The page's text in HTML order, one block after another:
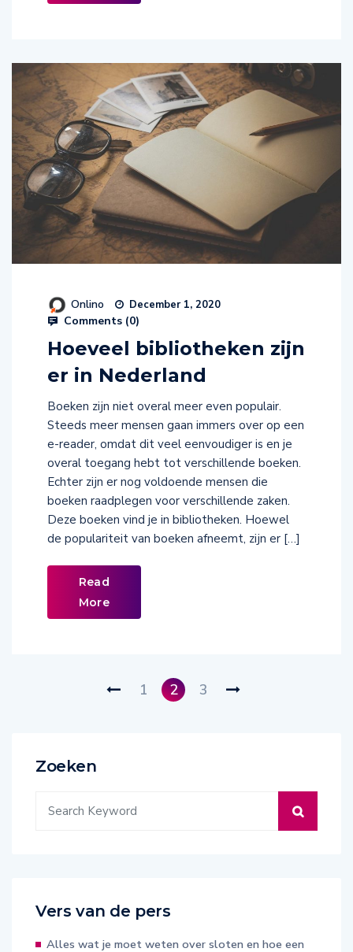
Onlino December 1, 2020
Comments (0)
Hoeveel bibliotheken zijn
er in Nederland
Boeken zijn niet overal meer even populair.
Steeds meer mensen gaan immers over op een
e-reader, omdat dit veel eenvoudiger is en je
overal toegang hebt tot verschillende boeken.
Echter zijn er nog voldoende mensen die
boeken raadplegen voor verschillende zaken.
Deze boeken vind je in bibliotheken. Hoewel
de populariteit van boeken afneemt, zijn er […]
Read
More
1 2 3
Zoeken
Vers van de pers
Alles wat je moet weten over sloten en hoe een